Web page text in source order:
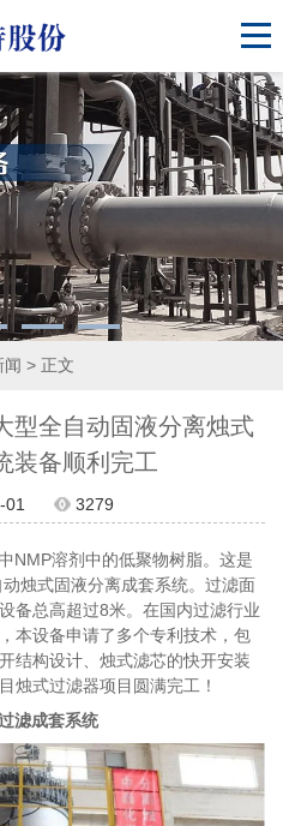
闻 > 正文
型全自动固液分离烛式
装备顺利完工
01 3279
NMP溶剂中的低聚物树脂。这是
烛式固液分离成套系统。过滤面
备总高超过8米。在国内过滤行业
本设备申请了多个专利技术，包
结构设计、烛式滤芯的快开安装
烛式过滤器项目圆满完工！
滤成套系统